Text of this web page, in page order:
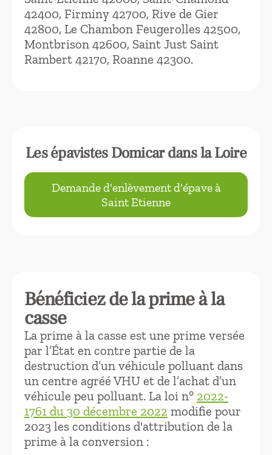
42400, Firminy 42700, Rive de Gier
42800, Le Chambon Feugerolles 42500,
Montbrison 42600, Saint Just Saint
Rambert 42170, Roanne 42300.
Les épavistes Domicar dans la Loire
Demande d'enlèvement d'épave à
Saint Etienne
Bénéficiez de la prime à la
casse
La prime à la casse est une prime versée
par l’État en contre partie de la
destruction d’un véhicule polluant dans
un centre agréé VHU et de l’achat d’un
véhicule peu polluant. La loi n° 2022-
1761 du 30 décembre 2022 modifie pour
2023 les conditions d'attribution de la
prime à la conversion :